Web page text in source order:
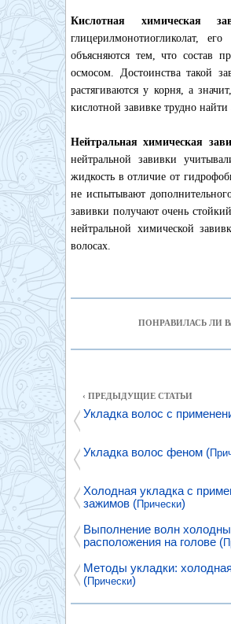
Кислотная химическая
глицерилмонотиогликолат,
объясняются тем, что состав
осмосом. Достоинства такой
растягиваются у корня, а
кислотной завивке трудно
Нейтральная химическая
нейтральной завивки
жидкость в отличие от
не испытывают
завивки получают очень
нейтральной химической
волосах.
ПОНРАВИЛАСЬ ЛИ
‹ ПРЕДЫДУЩИЕ СТАТЬИ
Укладка волос с
Укладка волос феном (
Холодная укладка с
зажимов ( Прически)
Выполнение волн
расположения на голове (
Методы укладки:
( Прически)